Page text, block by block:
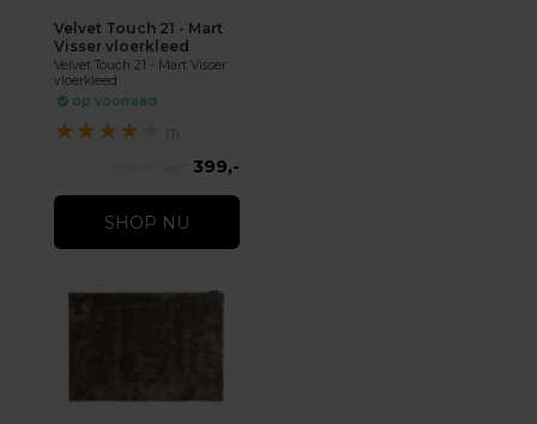
Velvet Touch 21 - Mart
Visser vloerkleed
Velvet Touch 21 - Mart Visser
vloerkleed
op voorraad
★★★★ (1)
399,-
SHOP NU